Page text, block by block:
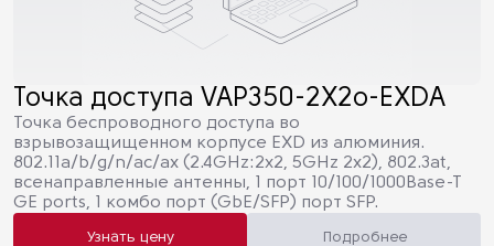
Точка доступа VAP350-2X2o-EXDA
Точка беспроводного доступа во
взрывозащищенном корпусе EXD из алюминия.
802.11a/b/g/n/ac/ax (2.4GHz:2х2, 5GHz 2x2), 802.3at,
всенаправленные антенны, 1 порт 10/100/1000Base-T
GE ports, 1 комбо порт (GbE/SFP) порт SFP.
Узнать цену Подробнее